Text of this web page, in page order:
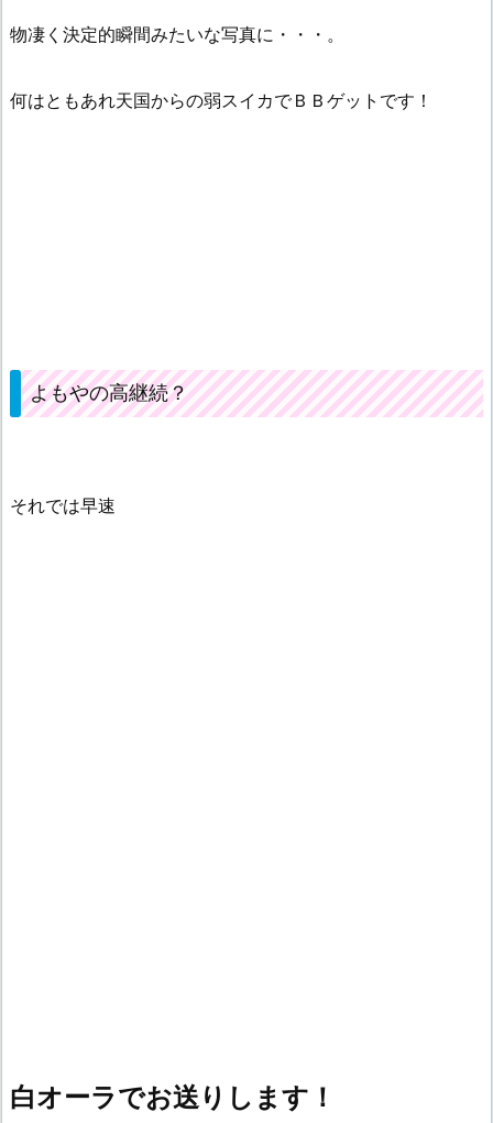
物凄く決定的瞬間みたいな写真に・・・。
何はともあれ天国からの弱スイカでＢＢゲットです！
よもやの高継続？
それでは早速
白オーラでお送りします！